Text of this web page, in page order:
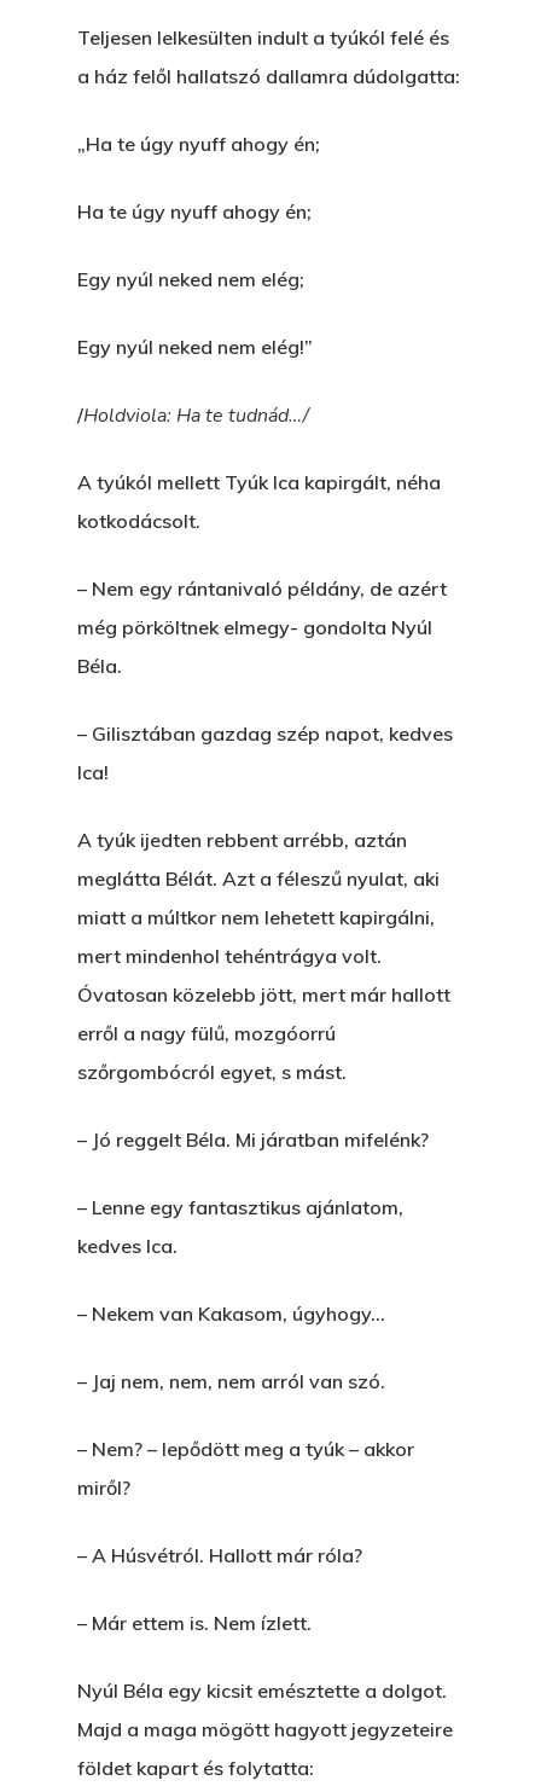
Teljesen lelkesülten indult a tyúkól felé és
a ház felől hallatszó dallamra dúdolgatta:
„Ha te úgy nyuff ahogy én;
Ha te úgy nyuff ahogy én;
Egy nyúl neked nem elég;
Egy nyúl neked nem elég!”
/Holdviola: Ha te tudnád…/
A tyúkól mellett Tyúk Ica kapirgált, néha
kotkodácsolt.
– Nem egy rántanivaló példány, de azért
még pörköltnek elmegy- gondolta Nyúl
Béla.
– Gilisztában gazdag szép napot, kedves
Ica!
A tyúk ijedten rebbent arrébb, aztán
meglátta Bélát. Azt a féleszű nyulat, aki
miatt a múltkor nem lehetett kapirgálni,
mert mindenhol tehéntrágya volt.
Óvatosan közelebb jött, mert már hallott
erről a nagy fülű, mozgóorrú
szőrgombócról egyet, s mást.
– Jó reggelt Béla. Mi járatban mifelénk?
– Lenne egy fantasztikus ajánlatom,
kedves Ica.
– Nekem van Kakasom, úgyhogy…
– Jaj nem, nem, nem arról van szó.
– Nem? – lepődött meg a tyúk – akkor
miről?
– A Húsvétról. Hallott már róla?
– Már ettem is. Nem ízlett.
Nyúl Béla egy kicsit emésztette a dolgot.
Majd a maga mögött hagyott jegyzeteire
földet kapart és folytatta:
Kartalherczeghy